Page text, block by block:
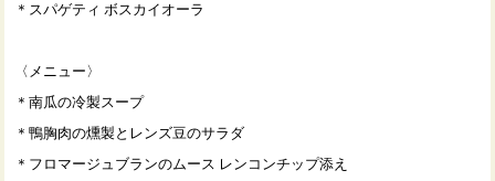
＊スパゲティ ボスカイオーラ
〈メニュー〉
＊南瓜の冷製スープ
＊鴨胸肉の燻製とレンズ豆のサラダ
＊フロマージュブランのムース レンコンチップ添え